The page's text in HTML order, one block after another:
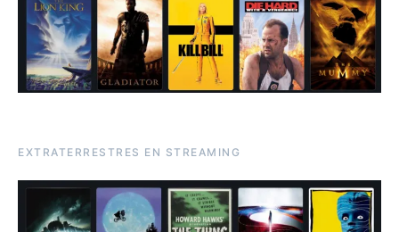
EXTRATERRESTRES EN STREAMING